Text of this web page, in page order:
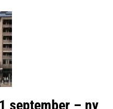
september – ny